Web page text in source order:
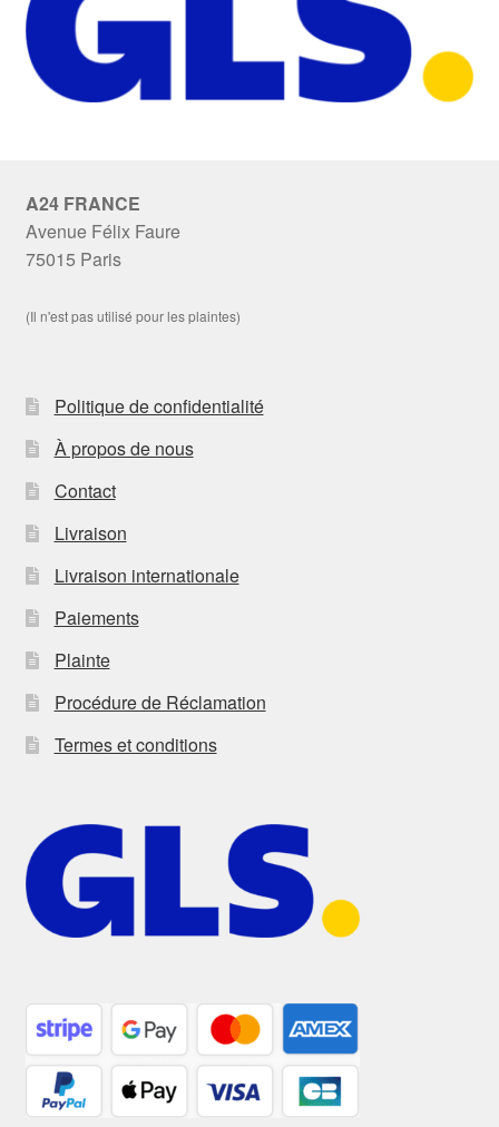
A24 FRANCE
Avenue Félix Faure
75015 Paris
(Il n'est pas utilisé pour les plaintes)
Politique de confidentialité
À propos de nous
Contact
Livraison
Livraison internationale
Paiements
Plainte
Procédure de Réclamation
Termes et conditions